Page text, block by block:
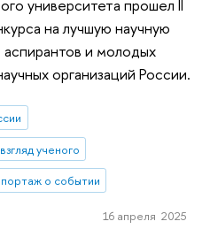
университета прошел II
на лучшую научную
и молодых
организаций России.
взгляд ученого
о событии
16 апреля 2025